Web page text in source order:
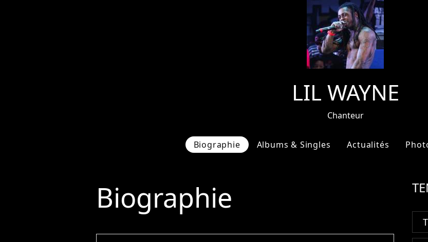
LIL WAYNE
Chanteur
Biographie Albums & Singles Actualités
Biographie